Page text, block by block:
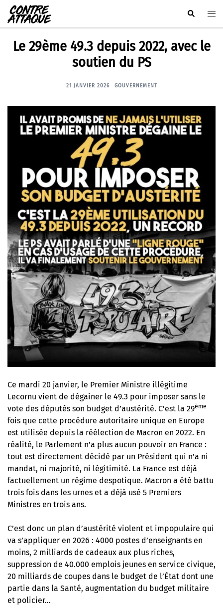
Aller
au
contenu
Rechercher
Le 29ème 49.3 depuis 2022, avec le
soutien du PS
21 JANVIER 2026 GOUVERNEMENT
Ce mardi 20 janvier, le Premier Ministre illégitime
Lecornu vient de dégainer le 49.3 pour imposer sans le
vote des députés son budget d’austérité. C’est la 29ème
fois que cette procédure autoritaire unique en Europe
est utilisée depuis la réélection de Macron en 2022. En
réalité, le Parlement n’a plus aucun pouvoir en France :
tout est directement décidé par un Président qui n’a ni
mandat, ni majorité, ni légitimité. La France est déjà
factuellement un régime despotique. Macron a été battu
trois fois dans les urnes et a déjà usé 5 Premiers
Ministres en trois ans.
C’est donc un plan d’austérité violent et impopulaire qui
va s’appliquer en 2026 : 4000 postes d’enseignants en
moins, 2 milliards de cadeaux aux plus riches,
suppression de 40.000 emplois jeunes en service civique,
20 milliards de coupes dans le budget de l’État dont une
partie dans la Santé, augmentation du budget militaire
et policier…